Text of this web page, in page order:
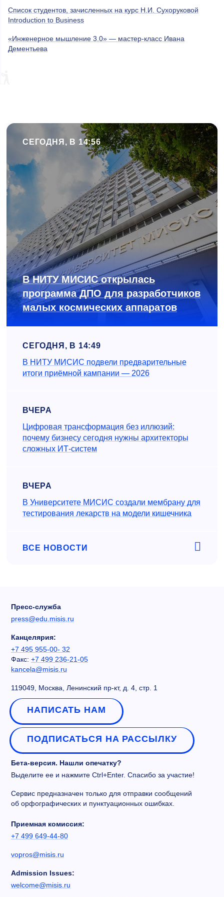
Список студентов, зачисленных на курс Н.И. Сухоруковой
Introduction to Business
«Инженерное мышление 3.0» — мастер-класс Ивана
Дементьева
СЕГОДНЯ, В 14:56
В НИТУ МИСИС открылась
программа ДПО для разработчиков
малых космических аппаратов
СЕГОДНЯ, В 14:49
В НИТУ МИСИС подвели предварительные
итоги приёмной кампании — 2026
ВЧЕРА
Цифровая трансформация без иллюзий:
почему бизнесу сегодня нужны архитекторы
сложных ИТ-систем
ВЧЕРА
В Университете МИСИС создали мембрану для
тестирования лекарств на модели кишечника
ВСЕ НОВОСТИ
Пресс-служба
press@edu.misis.ru
Канцелярия:
+7 495 955-00- 32
Факс: +7 499 236-21-05
kancela@misis.ru
119049, Москва, Ленинский пр-кт, д. 4, стр. 1
НАПИСАТЬ НАМ
ПОДПИСАТЬСЯ НА РАССЫЛКУ
Бета-версия. Нашли опечатку?
Выделите ее и нажмите Ctrl+Enter. Спасибо за участие!
Сервис предназначен только для отправки сообщений
об орфографических и пунктуационных ошибках.
Приемная комиссия:
+7 499 649-44-80
vopros@misis.ru
Admission Issues:
welcome@misis.ru